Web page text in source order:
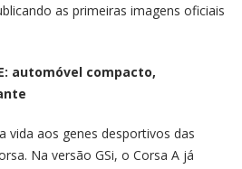
as primeiras imagens oficiais
automóvel compacto,
vida aos genes desportivos das
Na versão GSi, o Corsa A já